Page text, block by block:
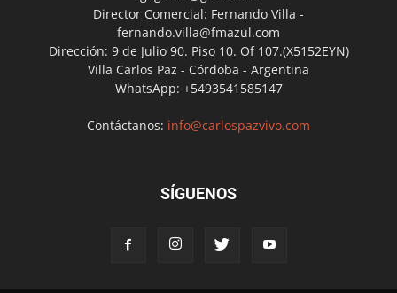
Director Comercial: Fernando Villa -
fernando.villa@fmazul.com
Dirección: 9 de Julio 90. Piso 10. Of 107.(X5152EYN)
Villa Carlos Paz - Córdoba - Argentina
WhatsApp: +5493541585147
Contáctanos: info@carlospazvivo.com
SÍGUENOS